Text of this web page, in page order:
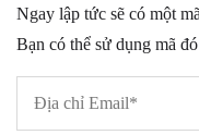
Ngay lập tức sẽ có một
Bạn có thể sử dụng mã